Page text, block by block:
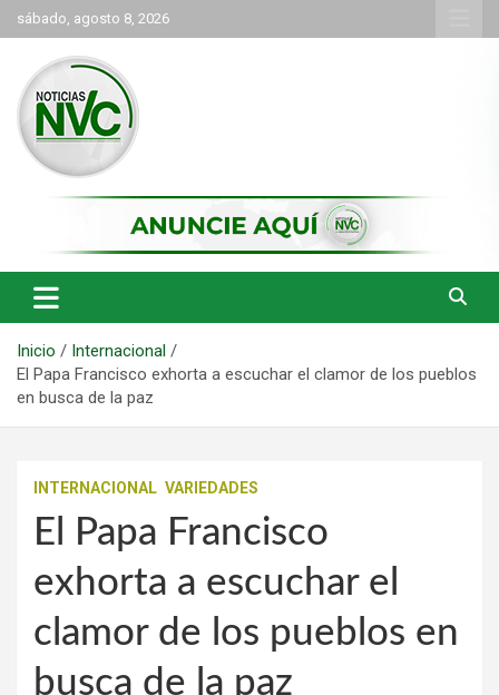
Saltar
al
contenido
sábado, agosto 8, 2026
NVC Noticias
Inicio
Internacional
El Papa Francisco exhorta a escuchar el clamor de los pueblos
en busca de la paz
INTERNACIONAL VARIEDADES
El Papa Francisco
exhorta a escuchar el
clamor de los pueblos en
busca de la paz